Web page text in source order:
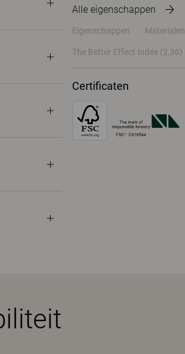
Alle eigenschappen
Eigenschappen Materialen
The Better Effect Index (2,36)
Certificaten